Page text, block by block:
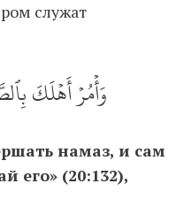
служат
وَأۡمُرۡ أَهۡلَكَ
намаз, и сам
его» (20:132),